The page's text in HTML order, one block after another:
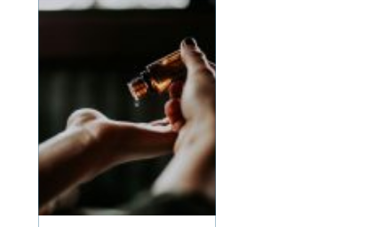
Axlarna kryper upp mot
värker och huvudvärken
kommer smygande på
eftermiddagen. Då börjar
många03 juli 2026